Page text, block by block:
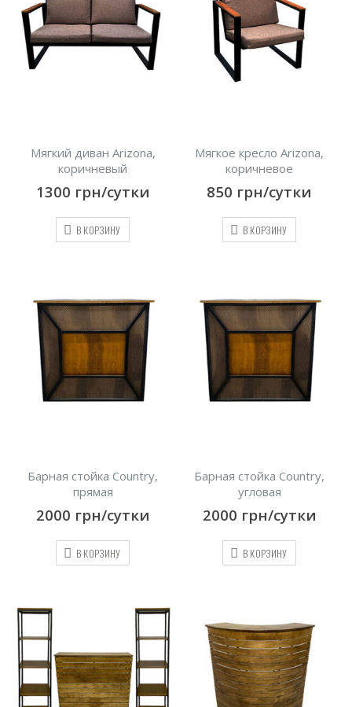
Мягкий диван Arizona,
коричневый
1300 грн/сутки
В КОРЗИНУ
Мягкое кресло Arizona,
коричневое
850 грн/сутки
В КОРЗИНУ
Барная стойка Country,
прямая
2000 грн/сутки
В КОРЗИНУ
Барная стойка Country,
угловая
2000 грн/сутки
В КОРЗИНУ